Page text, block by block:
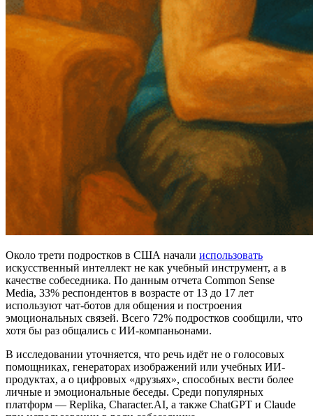
Около трети подростков в США начали использовать
искусственный интеллект не как учебный инструмент, а в
качестве собеседника. По данным отчета Common Sense
Media, 33% респондентов в возрасте от 13 до 17 лет
используют чат-ботов для общения и построения
эмоциональных связей. Всего 72% подростков сообщили, что
хотя бы раз общались с ИИ-компаньонами.
В исследовании уточняется, что речь идёт не о голосовых
помощниках, генераторах изображений или учебных ИИ-
продуктах, а о цифровых «друзьях», способных вести более
личные и эмоциональные беседы. Среди популярных
платформ — Replika, Character.AI, а также ChatGPT и Claude